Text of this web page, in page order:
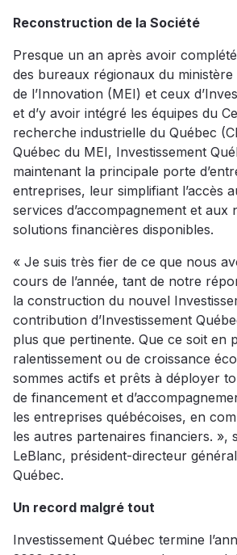
Reconstruction de la Société
Presque un an après avoir
des bureaux régionaux du ministère
de l’Innovation (MEI) et ceux
et d’y avoir intégré les équipes du
recherche industrielle du Québec
Québec du MEI, Investissement
maintenant la principale porte
entreprises, leur simplifiant l’accès
services d’accompagnement et aux
solutions financières disponibles.
« Je suis très fier de ce que nous
cours de l’année, tant de notre
la construction du nouvel
contribution d’Investissement
plus que pertinente. Que ce soit en
ralentissement ou de croissance
sommes actifs et prêts à déployer
de financement et
les entreprises québécoises, en
les autres partenaires financiers. »,
LeBlanc, président-directeur
Québec.
Un record malgré tout
Investissement Québec termine